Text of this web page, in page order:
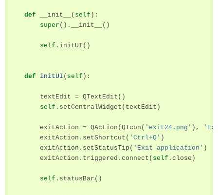
def __init__ ( self ):
super () . __init__ ()
self . initUI ()
def initUI ( self ):
textEdit = QTextEdit ()
self . setCentralWidget ( textEdit )
exitAction = QAction ( QIcon ( 'exit24.png' ),
exitAction . setShortcut ( 'Ctrl+Q' )
exitAction . setStatusTip ( 'Exit application' )
exitAction . triggered . connect ( self . close )
self . statusBar ()